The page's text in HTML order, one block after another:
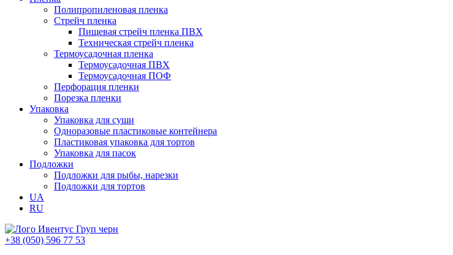
Полипропиленовая пленка
Стрейч пленка
Пищевая стрейч пленка ПВХ
Техническая стрейч пленка
Термоусадочная пленка
Термоусадочная ПВХ
Термоусадочная ПОФ
Перфорация пленки
Порезка пленки
Упаковка
Упаковка для суши
Одноразовые пластиковые контейнера
Пластиковая упаковка для тортов
Упаковка для пасок
Подложки
Подложки для рыбы, нарезки
Подложки для тортов
UA
RU
+38 (050) 596 77 53